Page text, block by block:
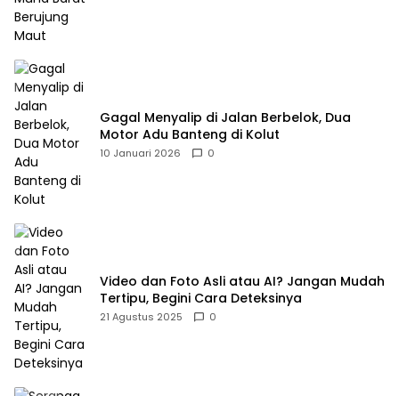
Gagal Menyalip di Jalan Berbelok, Dua
Motor Adu Banteng di Kolut
10 Januari 2026 0
Video dan Foto Asli atau AI? Jangan Mudah
Tertipu, Begini Cara Deteksinya
21 Agustus 2025 0